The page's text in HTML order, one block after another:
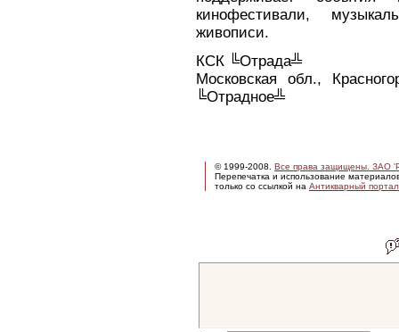
кинофестивали,
живописи.
КСК ╚Отрада╩
Московская обл.,
╚Отрадное╩
© 1999-2008. Все права защищены. ЗАО
Перепечатка и использование
только со ссылкой на Антикварный